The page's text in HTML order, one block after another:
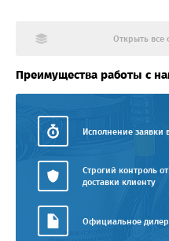
Открыть все
Преимущества работы с
Исполнение заявки
Строгий контроль
доставки клиенту
Официальное